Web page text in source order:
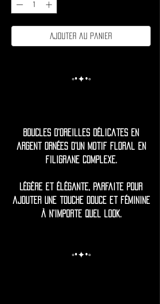
Ajouter au panier
◦•✦•◦
Boucles d'oreilles délicates en
argent ornées d'un motif floral en
filigrane complexe.
Légère et élégante, parfaite pour
ajouter une touche douce et féminine
à n'importe quel look.
◦•✦•◦